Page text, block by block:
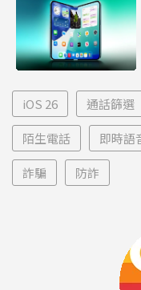
iOS 26 通話篩選
陌生電話 即時語
詐騙 防詐